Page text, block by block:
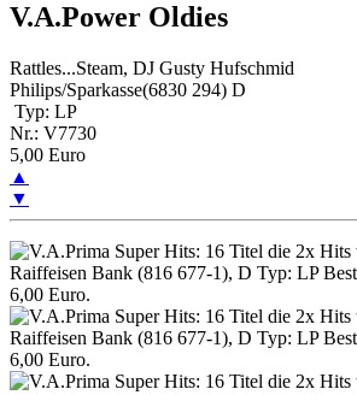
V.A.Power Oldies
Rattles...Steam, DJ Gusty Hufschmid
Philips/Sparkasse(6830 294) D
Typ: LP
Nr.: V7730
5,00 Euro
▲
▼